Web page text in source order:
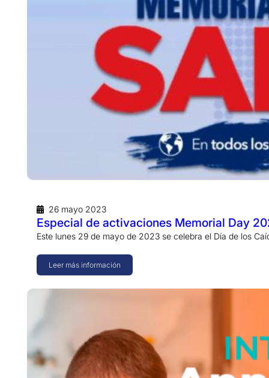
26 mayo 2023
Especial de activaciones Memorial Day
Este lunes 29 de mayo de 2023 se celebra el Día de los
Leer más información